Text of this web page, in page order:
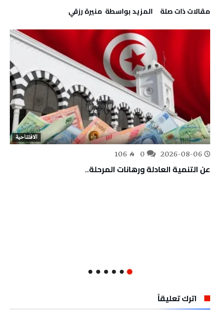
‫مقالات ذات صلة‬ ‫‫المزيد بواسطة‬ ‬ منيرة‭ ‬رزقي
الافتتاحية
2026-08-06
106
عن التنمية العادلة ورهانات المرحلة..
اترك تعليقاً